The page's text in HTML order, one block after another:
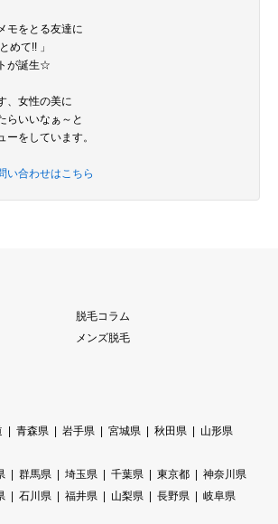
モをとる友達に
めて!! 」
が誕生☆
、女性の美に
らいいなぁ～と
ーをしています。
い合わせはこちら
脱毛コラム
メンズ脱毛
青森県 岩手県 宮城県 秋田県
山形県
群馬県 埼玉県 千葉県 東京都
神奈川県
石川県 福井県 山梨県 長野県
岐阜県